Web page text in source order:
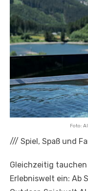
Foto:
/// Spiel, Spaß und
Gleichzeitig
Erlebniswelt ein: Ab